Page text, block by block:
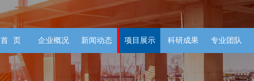
首页 企业概况 新闻动态 项目展示 科研成果 专业团队